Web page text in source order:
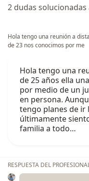
2 dudas
Hola tengo una reunión a
de 23 nos conocimos por me
Hola tengo una
de 25 años ella
por medio de un
en persona.
tengo planes de ir
últimamente
familia a todo…
RESPUESTA DEL